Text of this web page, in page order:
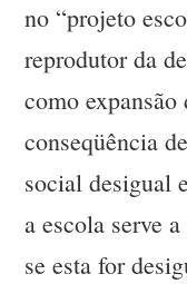
no “projeto
reprodutor da
como
conseqüência
social desigual
a escola serve
se esta for